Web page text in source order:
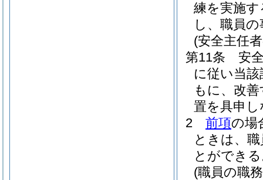
練を実施
し、職員
(安全主任
第11条
安
に従い当
もに、改
置を具申
2
前項の場
ときは、
とができ
(職員の職